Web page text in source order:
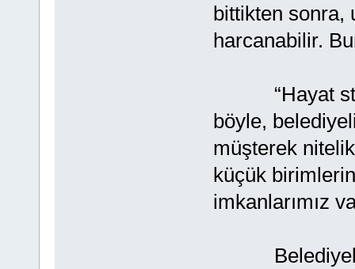
bittikten sonra,
harcanabilir.
“Hayat
böyle,
müşterek
küçük
imkanlarımız